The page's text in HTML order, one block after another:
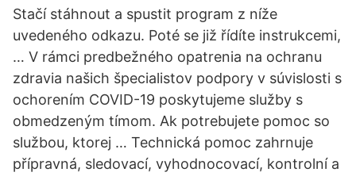
Stačí stáhnout a spustit program z níže
uvedeného odkazu. Poté se již řídíte instrukcemi,
… V rámci predbežného opatrenia na ochranu
zdravia našich špecialistov podpory v súvislosti s
ochorením COVID-19 poskytujeme služby s
obmedzeným tímom. Ak potrebujete pomoc so
službou, ktorej … Technická pomoc zahrnuje
přípravná, sledovací, vyhodnocovací, kontrolní a